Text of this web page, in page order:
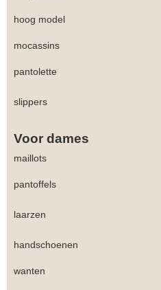
hoog model
mocassins
pantolette
slippers
Voor dames
maillots
pantoffels
laarzen
handschoenen
wanten